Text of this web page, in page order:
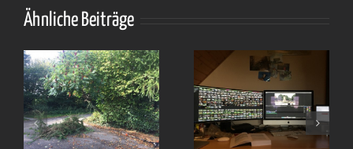
Ähnliche Beiträge